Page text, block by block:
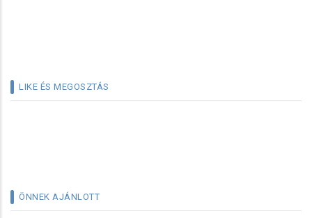
LIKE ÉS MEGOSZTÁS
ÖNNEK AJÁNLOTT